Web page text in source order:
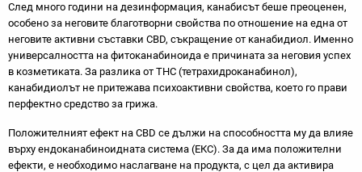
След много години на дезинформация, канабисът беше преоценен,
особено за неговите благотворни свойства по отношение на една от
неговите активни съставки CBD, съкращение от канабидиол. Именно
универсалността на фитоканабиноида е причината за неговия успех
в козметиката. За разлика от THC (тетрахидроканабинол),
канабидиолът не притежава психоактивни свойства, което го прави
перфектно средство за грижа.
Положителният ефект на CBD се дължи на способността му да влияе
върху ендоканабиноидната система (ЕКС). За да има положителни
ефекти, е необходимо наслагване на продукта, с цел да активира